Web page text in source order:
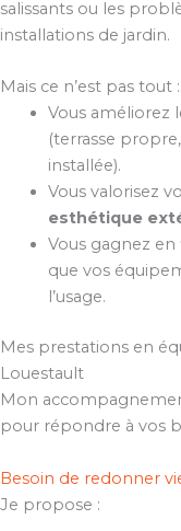
salissants ou les
installations de jardin.
Mais ce n’est pas tout :
Vous améliorez
(terrasse
installée).
Vous valorisez
esthétique
Vous gagnez en
que vos
l’usage.
Mes prestations en
Louestault
Mon
pour répondre à vos
Besoin de redonner
Je propose :